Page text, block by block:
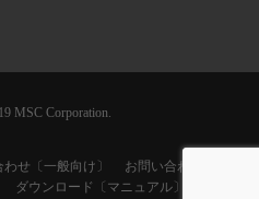
MSC Corporation.
せ〔一般向け〕
お問い合わせ〔法人
ダウンロード〔マニュアル〕